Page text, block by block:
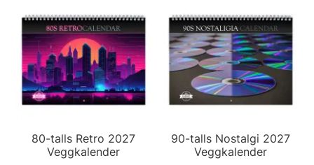
80-talls Retro 2027
Veggkalender
90-talls Nostalgi 2027
Veggkalender